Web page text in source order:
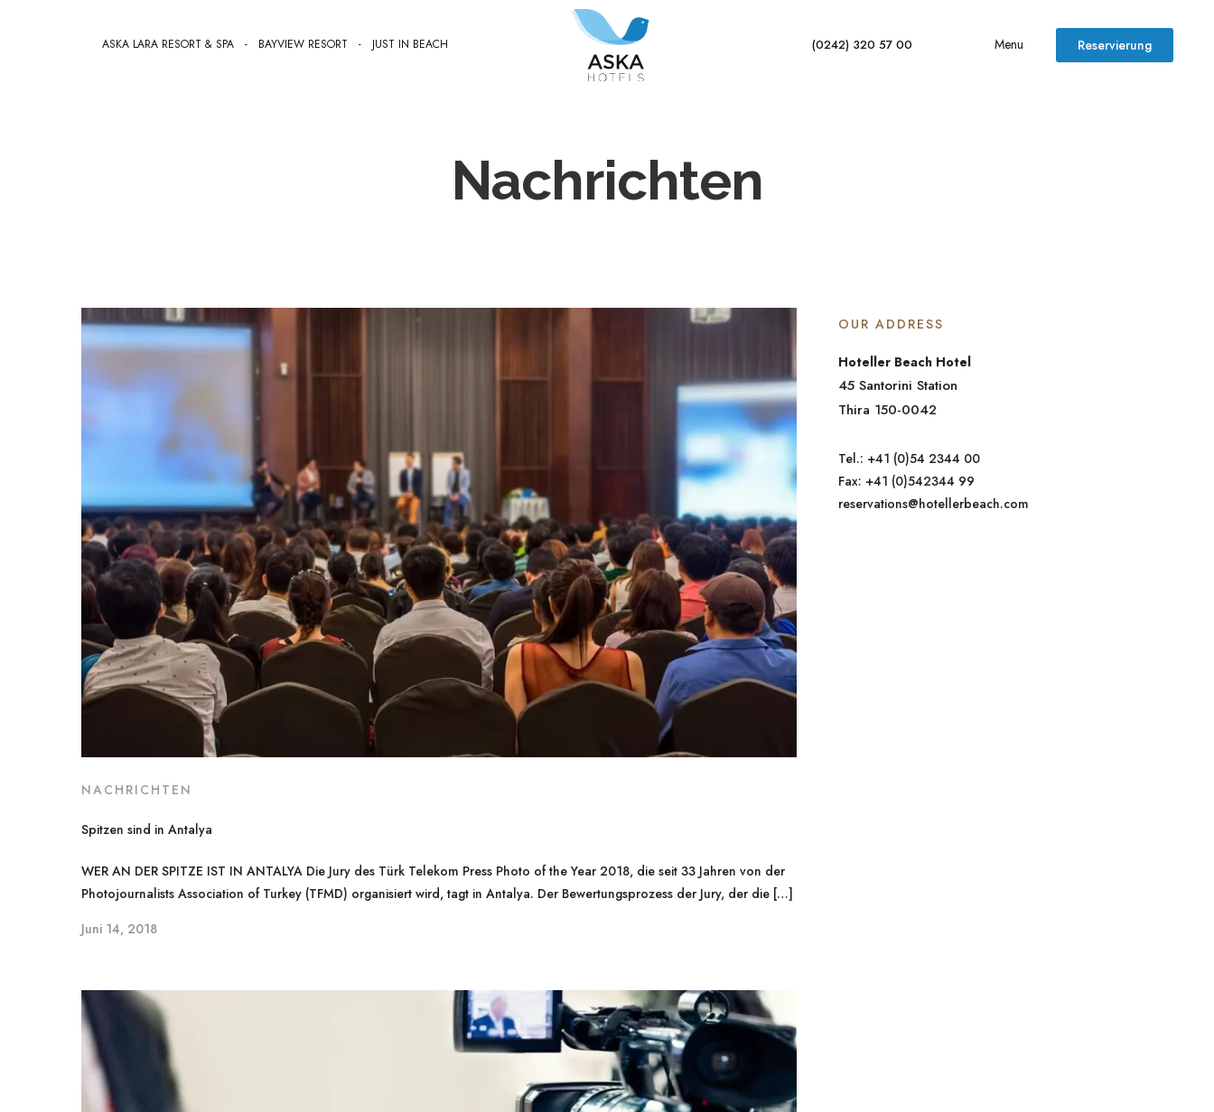
ASKA LARA RESORT & SPA - BAYVIEW RESORT - JUST IN BEACH​ (0242) 320 57 00 Menu Reservierung
Nachrichten
NACHRICHTEN
Spitzen sind in Antalya
WER AN DER SPITZE IST IN ANTALYA Die Jury des Türk Telekom Press Photo of the Year 2018, die seit 33 Jahren von der
Photojournalists Association of Turkey (TFMD) organisiert wird, tagt in Antalya. Der Bewertungsprozess der Jury, der die […]
Juni 14, 2018
OUR ADDRESS
Hoteller Beach Hotel
45 Santorini Station
Thira 150-0042
Tel.: +41 (0)54 2344 00
Fax: +41 (0)542344 99
reservations@hotellerbeach.com
Für Sie, mit Ihnen
Askas Welt
Herz der
Unterhaltung
Business Club
Buchung
Institutionell
Aska News
buchung (0242) 320 57 00
Aska Lara Resort & SPA
Bayview Resort
Just In Beach​